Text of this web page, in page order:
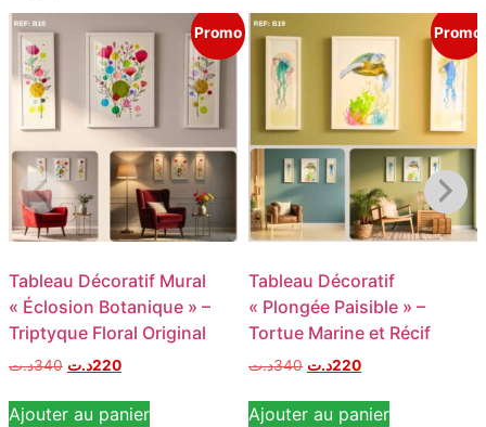
Promo
Tableau Décoratif Mural
« Éclosion Botanique » –
Triptyque Floral Original
340د.ت 220د.ت
Ajouter au panier
Promo
Tableau Décoratif
« Plongée Paisible » –
Tortue Marine et Récif
340د.ت 220د.ت
Ajouter au panier